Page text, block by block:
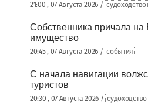
21:00 , 07 Августа 2026 / судоходство
Собственника причала на
имущество
20:45 , 07 Августа 2026 / события
С начала навигации
туристов
20:30 , 07 Августа 2026 / судоходство